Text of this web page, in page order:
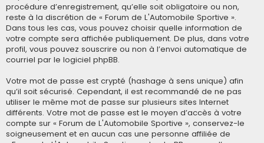
procédure d’enregistrement, qu’elle soit obligatoire ou non,
reste à la discrétion de « Forum de L'Automobile Sportive ».
Dans tous les cas, vous pouvez choisir quelle information de
votre compte sera affichée publiquement. De plus, dans votre
profil, vous pouvez souscrire ou non à l’envoi automatique de
courriel par le logiciel phpBB.
Votre mot de passe est crypté (hashage à sens unique) afin
qu’il soit sécurisé. Cependant, il est recommandé de ne pas
utiliser le même mot de passe sur plusieurs sites Internet
différents. Votre mot de passe est le moyen d’accès à votre
compte sur « Forum de L'Automobile Sportive », conservez-le
soigneusement et en aucun cas une personne affiliée de